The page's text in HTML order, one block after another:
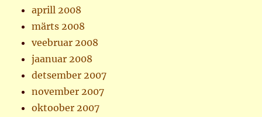
aprill 2008
märts 2008
veebruar 2008
jaanuar 2008
detsember 2007
november 2007
oktoober 2007